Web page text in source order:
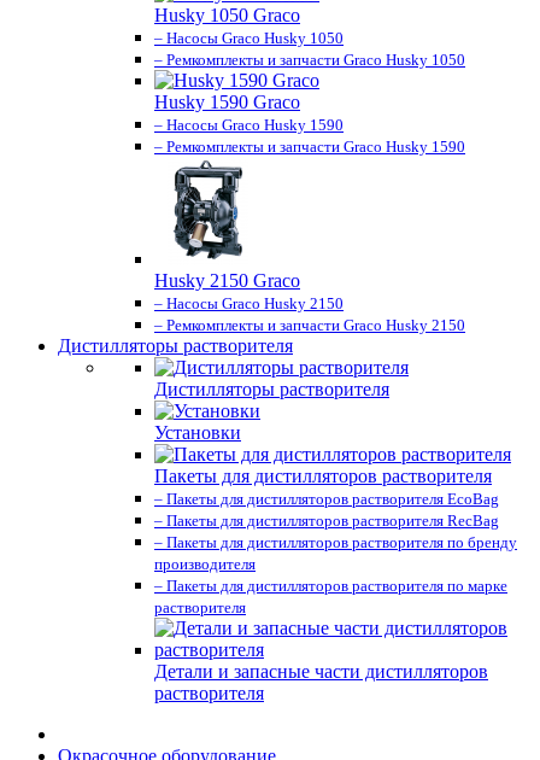
Husky 1050 Graco
– Насосы Graco Husky 1050
– Ремкомплекты и запчасти Graco Husky 1050
Husky 1590 Graco
– Насосы Graco Husky 1590
– Ремкомплекты и запчасти Graco Husky 1590
Husky 2150 Graco
– Насосы Graco Husky 2150
– Ремкомплекты и запчасти Graco Husky 2150
Дистилляторы растворителя
Дистилляторы растворителя
Установки
Пакеты для дистилляторов растворителя
– Пакеты для дистилляторов растворителя EcoBag
– Пакеты для дистилляторов растворителя RecBag
– Пакеты для дистилляторов растворителя по бренду
производителя
– Пакеты для дистилляторов растворителя по марке
растворителя
Детали и запасные части дистилляторов
растворителя
Окрасочное оборудование